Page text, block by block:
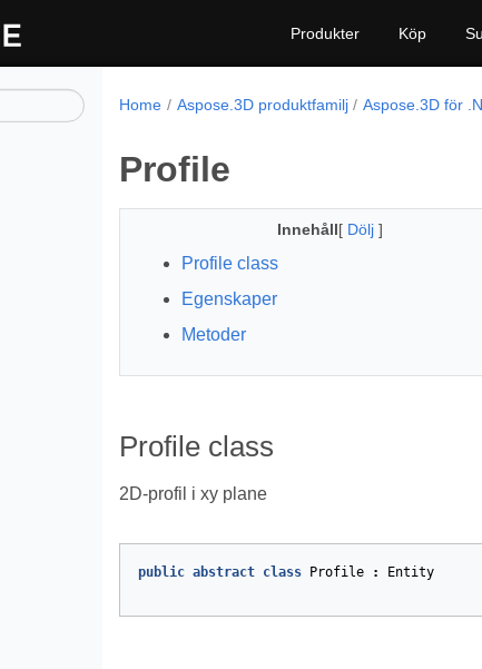
Produkter Köp
Home Aspose.3D produktfamilj Aspose.3D för
Profile
Innehåll[ Dölj]
Profile class
Egenskaper
Metoder
Profile class
2D-profil i xy plane
public abstract class Profile : Entity